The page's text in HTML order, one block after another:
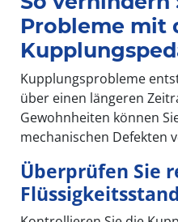
Probleme mit
Kupplungsprobleme
über einen längeren
Gewohnheiten können
mechanischen Defekten
Überprüfen Sie
Flüssigkeitsstand